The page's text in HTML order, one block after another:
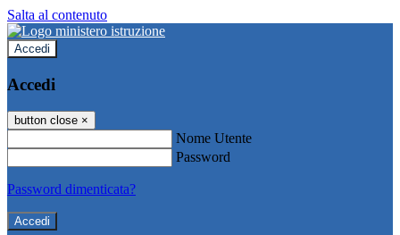
Salta al contenuto
Accedi
Accedi
button close ×
Nome Utente
Password
Password dimenticata?